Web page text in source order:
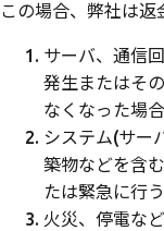
この場合、弊社は返
サーバ、通信
発生またはそ
なくなった場合
システム(サー
築物などを含
たは緊急に行
火災、停電な